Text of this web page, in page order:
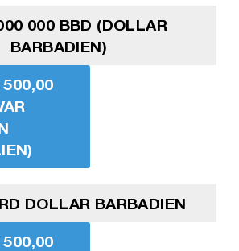
000 BBD (DOLLAR
BARBADIEN)
DOLLAR BARBADIEN